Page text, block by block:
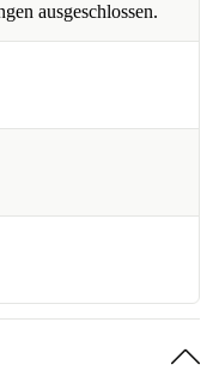
ausgeschlossen.